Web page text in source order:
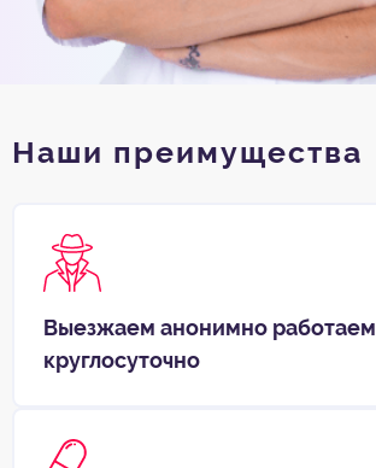
Наши преимущества
Выезжаем анонимно работаем
круглосуточно